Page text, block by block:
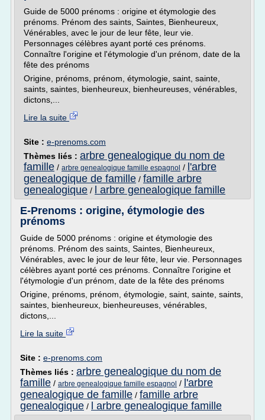
Guide de 5000 prénoms : origine et étymologie des
prénoms. Prénom des saints, Saintes, Bienheureux,
Vénérables, avec le jour de leur fête, leur vie.
Personnages célèbres ayant porté ces prénoms.
Connaître l'origine et l'étymologie d'un prénom, date de la
fête des prénoms
Origine, prénoms, prénom, étymologie, saint, sainte,
saints, saintes, bienheureux, bienheureuses, vénérables,
dictons,...
Lire la suite
Site : e-prenoms.com
Thèmes liés : arbre genealogique du nom de
famille / arbre genealogique famille espagnol / l'arbre
genealogique de famille / famille arbre
genealogique /
l arbre genealogique famille
E-Prenoms : origine, étymologie des
prénoms
Guide de 5000 prénoms : origine et étymologie des
prénoms. Prénom des saints, Saintes, Bienheureux,
Vénérables, avec le jour de leur fête, leur vie. Personnages
célèbres ayant porté ces prénoms. Connaître l'origine et
l'étymologie d'un prénom, date de la fête des prénoms
Origine, prénoms, prénom, étymologie, saint, sainte, saints,
saintes, bienheureux, bienheureuses, vénérables,
dictons,...
Lire la suite
Site : e-prenoms.com
Thèmes liés : arbre genealogique du nom de
famille / arbre genealogique famille espagnol / l'arbre
genealogique de famille / famille arbre
genealogique /
l arbre genealogique famille